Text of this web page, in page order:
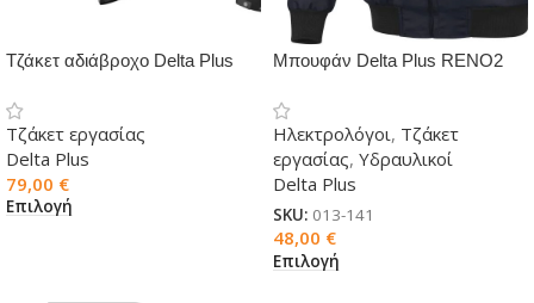
Τζάκετ αδιάβροχο Delta Plus
Τζάκετ εργασίας
Delta Plus
79,00 €
Επιλογή
Μπουφάν Delta Plus RENO2
Ηλεκτρολόγοι, Τζάκετ
εργασίας, Υδραυλικοί
Delta Plus
SKU: 013-141
48,00 €
Επιλογή